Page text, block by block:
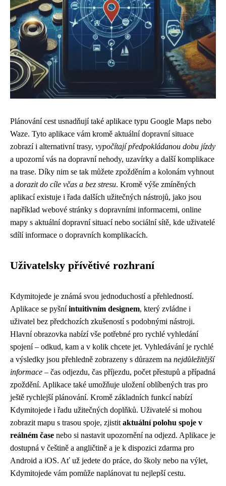
Plánování cest usnadňují také aplikace typu Google Maps nebo
Waze. Tyto aplikace vám kromě aktuální dopravní situace
zobrazí i alternativní trasy, vypočítají předpokládanou dobu jízdy
a upozorní vás na dopravní nehody, uzavírky a další komplikace
na trase. Díky nim se tak můžete zpožděním a kolonám vyhnout
a dorazit do cíle včas a bez stresu. Kromě výše zmíněných
aplikací existuje i řada dalších užitečných nástrojů, jako jsou
například webové stránky s dopravními informacemi, online
mapy s aktuální dopravní situací nebo sociální sítě, kde uživatelé
sdílí informace o dopravních komplikacích.
Uživatelsky přívětivé rozhraní
Kdymitojede je známá svou jednoduchostí a přehledností.
Aplikace se pyšníintuitivním designem, který zvládne i
uživatel bez předchozích zkušeností s podobnými nástroji.
Hlavní obrazovka nabízí vše potřebné pro rychlé vyhledání
spojení – odkud, kam a v kolik chcete jet. Vyhledávání je rychlé
a výsledky jsou přehledně zobrazeny s důrazem na nejdůležitější
informace – čas odjezdu, čas příjezdu, počet přestupů a případná
zpoždění. Aplikace také umožňuje uložení oblíbených tras pro
ještě rychlejší plánování. Kromě základních funkcí nabízí
Kdymitojede i řadu užitečných doplňků. Uživatelé si mohou
zobrazit mapu s trasou spoje, zjistit aktuální polohu spoje v
reálném čase nebo si nastavit upozornění na odjezd. Aplikace je
dostupná v češtině a angličtině a je k dispozici zdarma pro
Android a iOS. Ať už jedete do práce, do školy nebo na výlet,
Kdymitojede vám pomůže naplánovat tu nejlepší cestu.